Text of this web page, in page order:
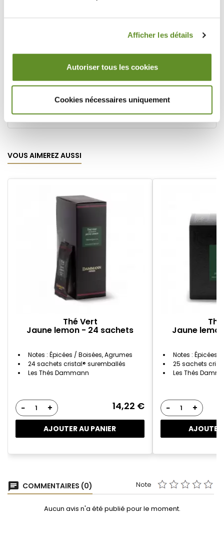
Afficher les détails
Autoriser tous les cookies
Cookies nécessaires uniquement
Fruits exotiques
Épicées / Boisées
Je souhaite
Thés
Conditionnement
Boîte 25 sachets
DA_5707
VOUS AIMEREZ AUSSI
Thé Vert
Jaune lemon - 24 sachets
Notes : Épicées / Boisées, Agrumes
24 sachets cristal® suremballés
Les Thés Dammann
− + 14,22 €
AJOUTER AU PANIER
Jaune
Notes : Épicées
25 sachets
Les Thés
− +
AJOUTER
chat COMMENTAIRES (0) Note
Aucun avis n'a été publié pour le moment.